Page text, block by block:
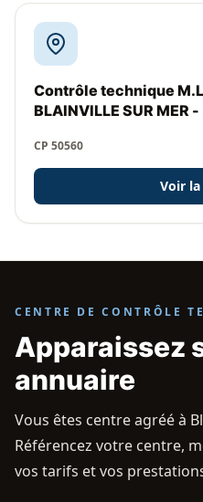
Contrôle technique
BLAINVILLE SUR MER
CP 50560
Voir
CENTRE DE CONTRÔLE
Apparaissez
annuaire
Vous êtes centre agréé à
Référencez votre centre,
vos tarifs et vos